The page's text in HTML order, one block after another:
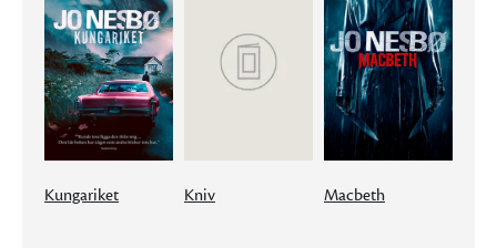
Kungariket Kniv Macbeth